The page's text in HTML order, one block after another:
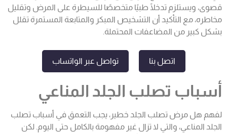
قصوى، ويستلزم تدخلًا طبيًا متخصصًا للسيطرة على المرض وتقليل
مخاطره، مع التأكيد أن التشخيص المبكر والمتابعة المستمرة تقلل
بشكل كبير من المضاعفات المحتملة.
اتصل بنا تواصل عبر الواتساب
أسباب تصلب الجلد المناعي
لفهم هل مرض تصلب الجلد خطير، يجب التعمق في أسباب تصلب
الجلد المناعي، والتي لا تزال غير مفهومة بالكامل حتى اليوم. لكن